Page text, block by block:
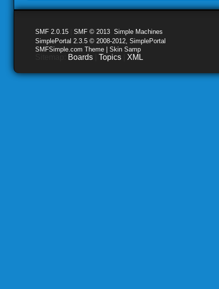
SMF 2.0.15 SMF © 2013 Simple Machines
SimplePortal 2.3.5 © 2008-2012, SimplePortal
SMFSimple.com Theme | Skin Samp
Boards Topics XML